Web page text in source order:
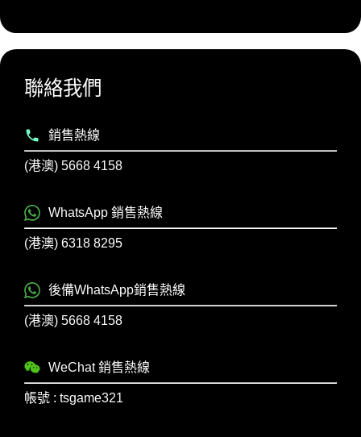
聯絡我們
銷售熱線
(港澳) 5668 4158
WhatsApp 銷售熱線
(港澳) 6318 8295
後備WhatsApp銷售熱線
(港澳) 5668 4158
WeChat 銷售熱線
帳號 : tsgame321